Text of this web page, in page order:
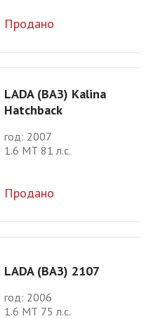
Продано
LADA (ВАЗ) Kalina
Hatchback
год: 2007
1.6 МТ 81 л.с.
Продано
LADA (ВАЗ) 2107
год: 2006
1.6 МТ 75 л.с.